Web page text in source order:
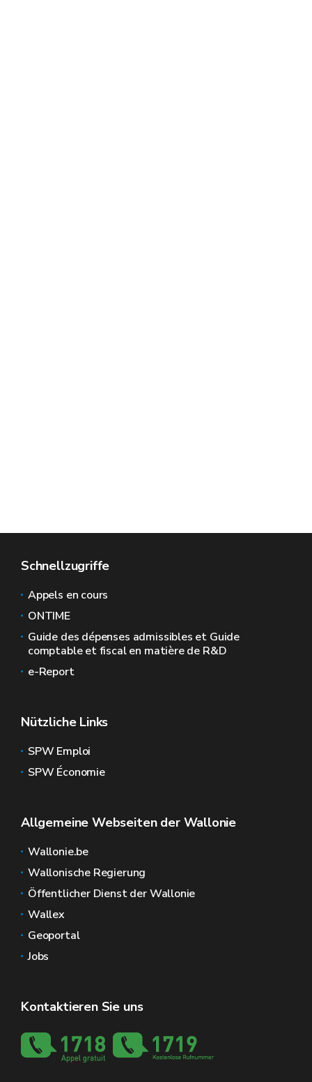
Schnellzugriffe
Appels en cours
ONTIME
Guide des dépenses admissibles et Guide
comptable et fiscal en matière de R&D
e-Report
Nützliche Links
SPW Emploi
SPW Économie
Allgemeine Webseiten der Wallonie
Wallonie.be
Wallonische Regierung
Öffentlicher Dienst der Wallonie
Wallex
Geoportal
Jobs
Kontaktieren Sie uns